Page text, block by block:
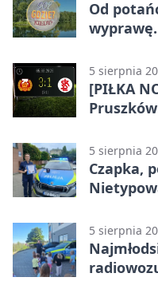
Od
5 sierpnia
[PIŁKA
5 sierpnia
Czapka,
5 sierpnia